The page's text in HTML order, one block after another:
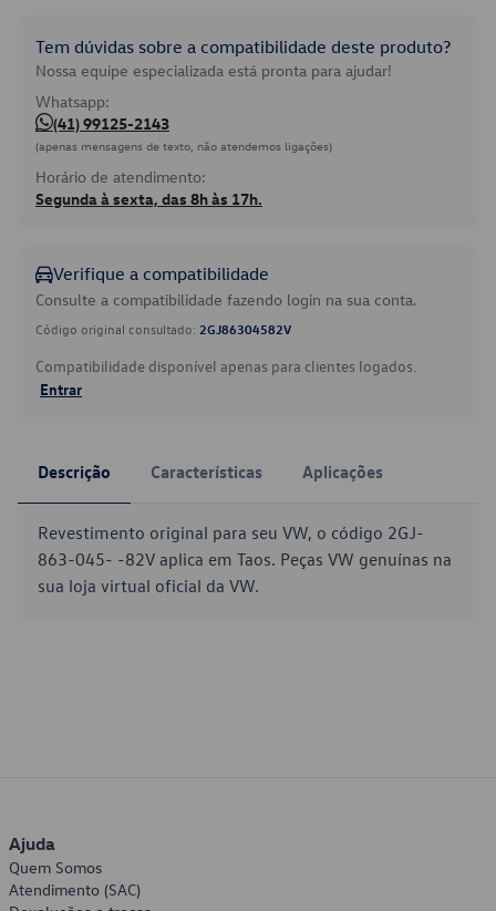
Tem dúvidas sobre a compatibilidade deste produto?
Nossa equipe especializada está pronta para ajudar!
Whatsapp:
(41) 99125-2143
(apenas mensagens de texto, não atendemos ligações)
Horário de atendimento:
Segunda à sexta, das 8h às 17h.
Verifique a compatibilidade
Consulte a compatibilidade fazendo login na sua conta.
Código original consultado: 2GJ86304582V
Compatibilidade disponível apenas para clientes logados.
Entrar
Descrição Características Aplicações
Revestimento original para seu VW, o código 2GJ-
863-045- -82V aplica em Taos. Peças VW genuínas na
sua loja virtual oficial da VW.
Ajuda
Quem Somos
Atendimento (SAC)